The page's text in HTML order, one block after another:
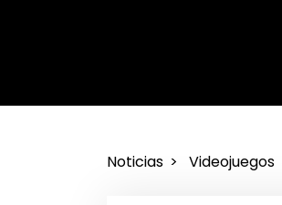
Noticias Videojuegos